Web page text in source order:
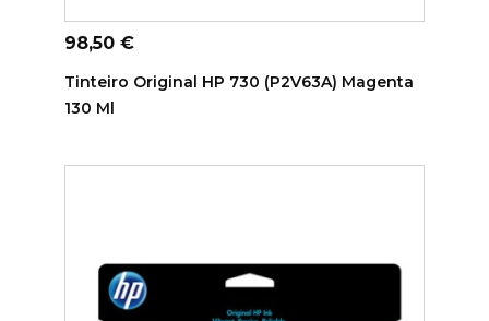
ADICIONAR AO CARRINHO
Preço
98,50 €
Tinteiro Original HP 730 (P2V63A) Magenta
130 Ml